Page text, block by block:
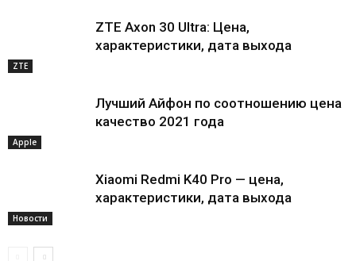
ZTE
ZTE Axon 30 Ultra: Цена,
характеристики, дата выхода
Apple
Лучший Айфон по соотношению цена
качество 2021 года
Новости
Xiaomi Redmi K40 Pro — цена,
характеристики, дата выхода